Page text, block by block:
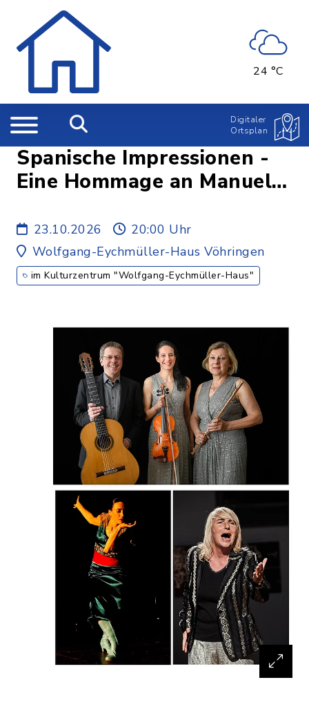
24 °C
Digitaler
Ortsplan
Spanische Impressionen -
Eine Hommage an Manuel
23.10.2026
20:00 Uhr
Wolfgang-Eychmüller-Haus Vöhringen
im Kulturzentrum "Wolfgang-Eychmüller-Haus"